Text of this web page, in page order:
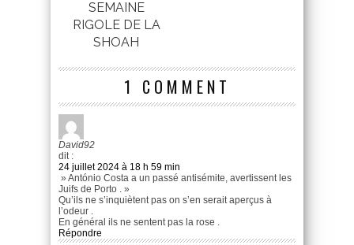
SEMAINE
RIGOLE DE LA
SHOAH
1 COMMENT
David92
dit :
24 juillet 2024 à 18 h 59 min
» António Costa a un passé antisémite, avertissent les
Juifs de Porto . »
Qu’ils ne s’inquiètent pas on s’en serait aperçus à
l’odeur .
En général ils ne sentent pas la rose .
Répondre